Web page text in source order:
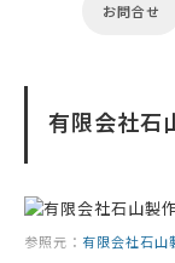
お問合せ
有限会社石
参照元： 有限会社石山